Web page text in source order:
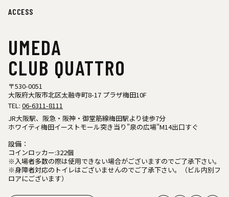
ACCESS
UMEDA
CLUB QUATTRO
〒530-0051
大阪府大阪市北区太融寺町8-17 プラザ梅田10F
TEL: 06-6311-8111
JR大阪駅、阪急・阪神・御堂筋線梅田駅より徒歩7分
ホワイティ梅田イーストモール突き当り"泉の広場"M14出口すぐ
設備：
コインロッカー:322個
※入場者多数の際は使用できない場合がございますのでご了承下さい。
※身障者対応のトイレはございませんのでご了承下さい。（ビル内別フ
ロアにございます）